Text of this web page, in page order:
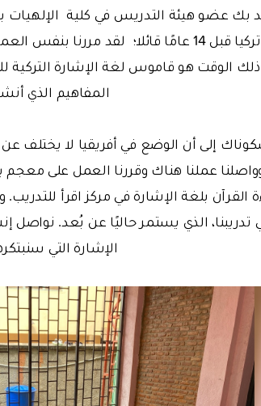
بك عضو هيئة التدريس في كلية الإلهيات
الوقت هو قاموس لغة الإشارة التركية
المفاهيم الذي
إلى أن الوضع في أفريقيا لا يختلف عن
الذي يستمر حاليًا عن بُعد. نواصل
الإشارة التي